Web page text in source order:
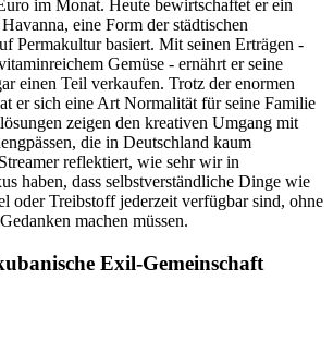
im Monat. Heute bewirtschaftet er ein
eine Form der städtischen
Permakultur basiert. Mit seinen Erträgen -
Gemüse - ernährt er seine
einen Teil verkaufen. Trotz der enormen
er sich eine Art Normalität für seine Familie
zeigen den kreativen Umgang mit
die in Deutschland kaum
reflektiert, wie sehr wir in
haben, dass selbstverständliche Dinge wie
oder Treibstoff jederzeit verfügbar sind, ohne
machen müssen.
Exil-Gemeinschaft